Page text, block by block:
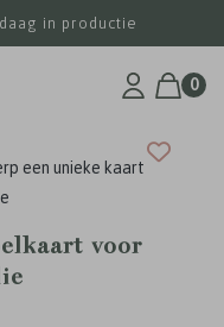
in productie
0
een unieke kaart
voor